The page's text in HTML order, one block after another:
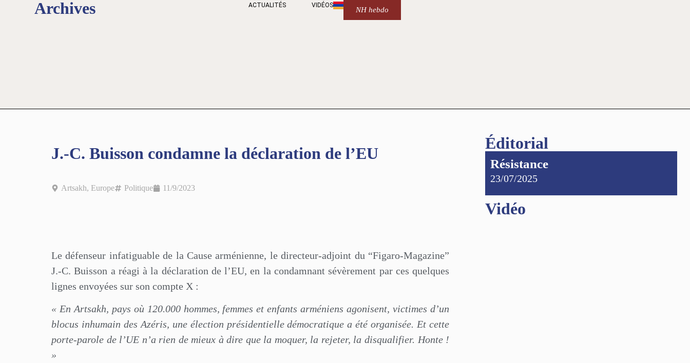
Archives ACTUALITÉS VIDÉOS
NH hebdo
J.-C. Buisson condamne la déclaration de l’EU
Artsakh, Europe Politique 11/9/2023
Le défenseur infatiguable de la Cause arménienne, le directeur-adjoint du “Figaro-Magazine”
J.-C. Buisson a réagi à la déclaration de l’EU, en la condamnant sévèrement par ces quelques
lignes envoyées sur son compte X :
« En Artsakh, pays où 120.000 hommes, femmes et enfants arméniens agonisent, victimes d’un
blocus inhumain des Azéris, une élection présidentielle démocratique a été organisée. Et cette
porte-parole de l’UE n’a rien de mieux à dire que la moquer, la rejeter, la disqualifier. Honte !
»
Éditorial
Résistance
23/07/2025
Vidéo